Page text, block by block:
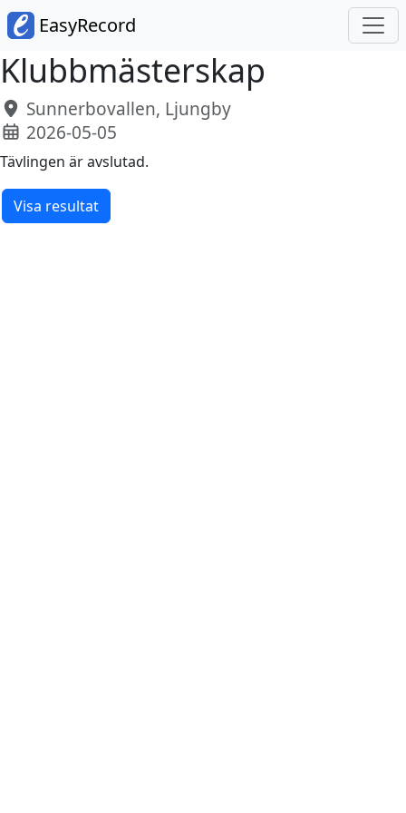
EasyRecord
Klubbmästerskap
Sunnerbovallen, Ljungby
2026-05-05
Tävlingen är avslutad.
Visa resultat